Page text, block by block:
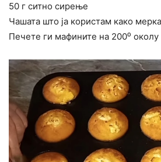
50 г ситно сирење
Чашата што ја користам како
Печете ги мафините на 200⁰